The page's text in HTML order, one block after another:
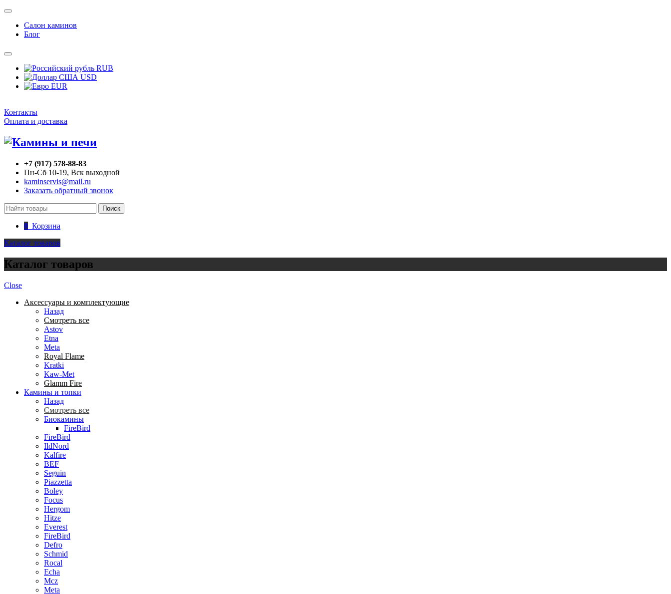
Салон каминов
Блог
RUB
USD
EUR
Контакты
Оплата и доставка
+7 (917) 578-88-83
Пн-Сб 10-19, Вск выходной
kaminservis@mail.ru
Заказать обратный звонок
Поиск
0 Корзина
Каталог товаров
Каталог товаров
Close
Аксессуары и комплектующие
Назад
Смотреть все
Astov
Etna
Meta
Royal Flame
Kratki
Kaw-Met
Glamm Fire
Камины и топки
Назад
Смотреть все
Биокамины
FireBird
FireBird
IldNord
Kalfire
BEF
Seguin
Piazzetta
Boley
Focus
Hergom
Hitze
Everest
FireBird
Defro
Schmid
Rocal
Echa
Mcz
Meta